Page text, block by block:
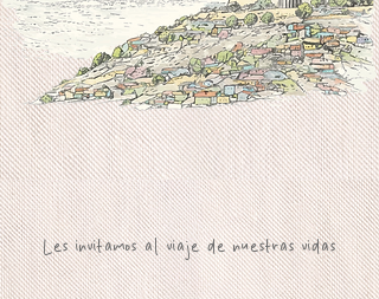
Les invitamos al viaje de nuestras vidas